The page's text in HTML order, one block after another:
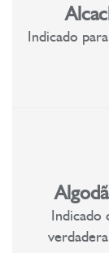
Indicado
A nivel de
efectúa
aspectos
vergüenza
Indicado